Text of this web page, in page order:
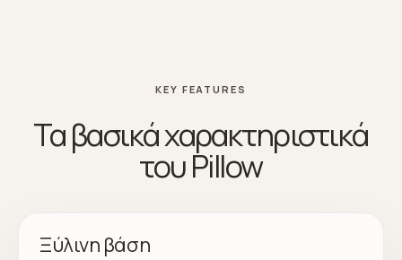
KEY FEATURES
Τα βασικά χαρακτηριστικά
του Pillow
Ξύλινη βάση